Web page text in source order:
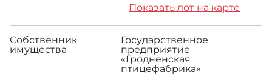
Показать лот на карте
Собственник
имущества
Государственное
предприятие
«Гродненская
птицефабрика»